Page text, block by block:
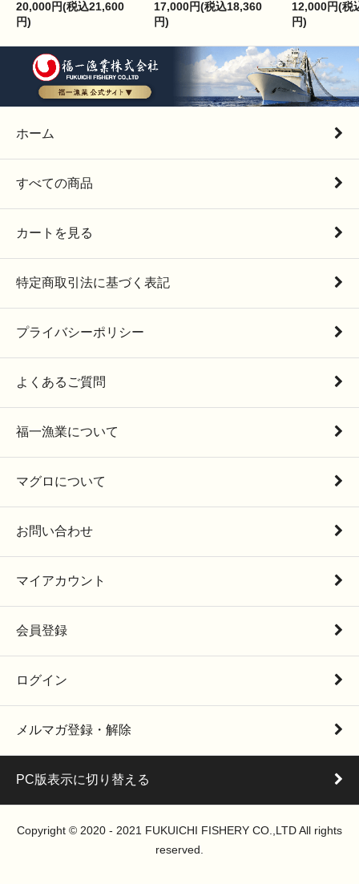
20,000円(税込21,600
円)
17,000円(税込18,360
円)
12,000円(税
円)
ホーム
すべての商品
カートを見る
特定商取引法に基づく表記
プライバシーポリシー
よくあるご質問
福一漁業について
マグロについて
お問い合わせ
マイアカウント
会員登録
ログイン
メルマガ登録・解除
PC版表示に切り替える
Copyright © 2020 - 2021 FUKUICHI FISHERY CO.,LTD All rights
reserved.